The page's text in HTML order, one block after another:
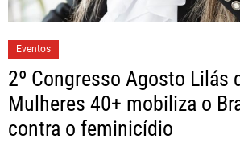
Eventos
2º Congresso Agosto Lilás
Mulheres 40+ mobiliza o
contra o feminicídio